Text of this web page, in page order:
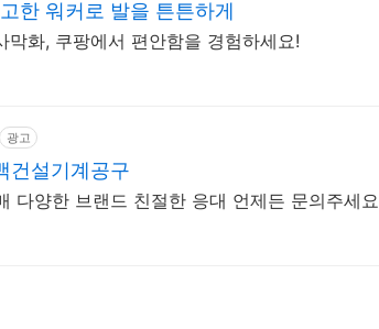
한 워커로 발을 튼튼하게
막화, 쿠팡에서 편안함을 경험하세요!
광고
건설기계공구
다양한 브랜드 친절한 응대 언제든 문의주세요